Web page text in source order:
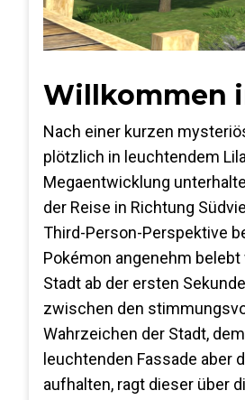
Willkommen
Nach einer kurzen
plötzlich in leuchtendem
Megaentwicklung
der Reise in Richtung
Third-Person-Perspektive
Pokémon angenehm
Stadt ab der ersten
zwischen den
Wahrzeichen der Stadt,
leuchtenden Fassade
aufhalten, ragt dieser über